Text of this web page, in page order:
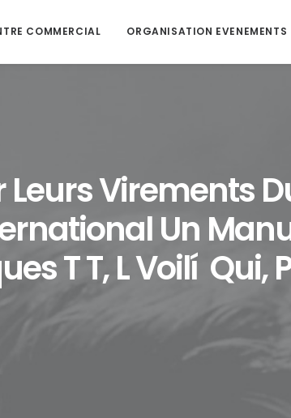
COMMERCIAL ORGANISATION EVENEMENTS
Leurs Virements
Un
T T, L Voilí Qui,